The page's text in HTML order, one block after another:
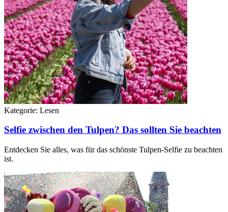
Kategorie: Lesen
Selfie zwischen den Tulpen? Das sollten Sie beachten
Entdecken Sie alles, was für das schönste Tulpen-Selfie zu beachten
ist.